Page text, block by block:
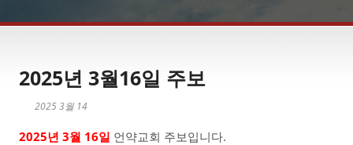
2025년 3월16일 주보
2025 3월 14
2025년 3월 16일 언약교회 주보입니다.